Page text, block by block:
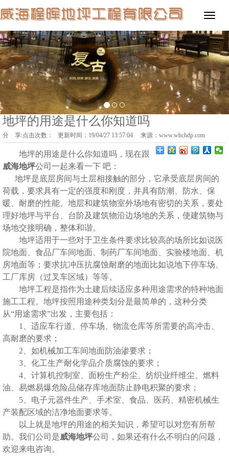
地坪的用途是什么你知道吗
点击次数： 更新时间：19/04/27 13:57:04 来源： www.whchdp.com
分 享:
地坪的用途是什么你知道吗 ， 现在跟
威海地坪公司 一起来看一下 吧：
地坪是底层房间与土层相接触的部分，它承受底层房间的
荷载，要求具有一定的强度和刚度，并具有防潮、防水、保
暖、耐磨的性能。地层和建筑物室外场地有密切的关系，要处
理好地坪与平台、台阶及建筑物沿边场地的关系，使建筑物与
场地交接明确，整体和谐。
地坪适用于一些对于卫生条件要求比较高的场所比如说医
院地面、食品厂车间地面、制药厂车间地面、实验楼地面、机
房地面等；要求抗冲压抗腐蚀耐磨的地面比如说地下停车场、
工厂库房（过叉车区域）等等。
地坪工程是指作为土建后续适应多种用途需求的特种地面
施工工程。地坪按照用途种类划分是最简单的，这种分类
从“用途需求”出发，主要包括：
1、适应车行道、停车场、物流仓库等所需要的高冲击、
高耐磨的要求；
2、如机械加工车间地面防油渗要求；
3、化工生产耐化学品介质腐蚀的要求；
4、计算机控制室、面粉生产粉尘、纺织业纤维尘、燃料
油、易燃易爆危险品储存库地面防止静电积聚的要求；
5、电子元器件生产、手术室、食品、医药、精密机械生
产装配区域的洁净地面要求等。
以上就是地坪的用途的相关知识，希望可以对您有所帮
助。我们公司是威海地坪公司，如果还有什么不明白的问题，
欢迎来电咨询。